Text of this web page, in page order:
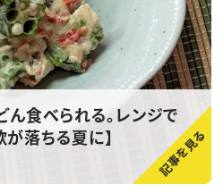
ん食べられる。レンジで
落ちる夏に】